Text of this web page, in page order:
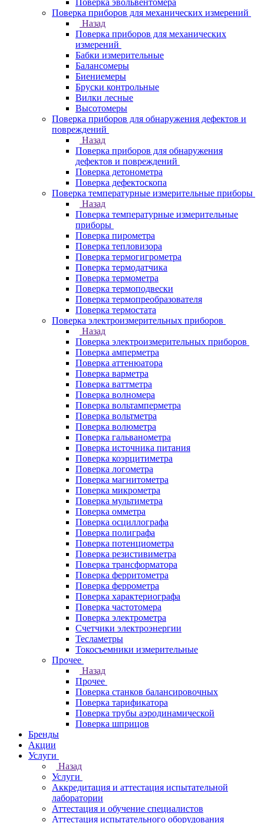
Поверка эвольвентомера
Поверка приборов для механических измерений
Назад
Поверка приборов для механических
измерений
Бабки измерительные
Балансомеры
Биениемеры
Бруски контрольные
Вилки лесные
Высотомеры
Поверка приборов для обнаружения дефектов и
повреждений
Назад
Поверка приборов для обнаружения
дефектов и повреждений
Поверка детонометра
Поверка дефектоскопа
Поверка температурные измерительные приборы
Назад
Поверка температурные измерительные
приборы
Поверка пирометра
Поверка тепловизора
Поверка термогигрометра
Поверка термодатчика
Поверка термометра
Поверка термоподвески
Поверка термопреобразователя
Поверка термостата
Поверка электроизмерительных приборов
Назад
Поверка электроизмерительных приборов
Поверка амперметра
Поверка аттенюатора
Поверка варметра
Поверка ваттметра
Поверка волномера
Поверка вольтамперметра
Поверка вольтметра
Поверка волюметра
Поверка гальванометра
Поверка источника питания
Поверка коэрцитиметра
Поверка логометра
Поверка магнитометра
Поверка микрометра
Поверка мультиметра
Поверка омметра
Поверка осциллографа
Поверка полиграфа
Поверка потенциометра
Поверка резистивиметра
Поверка трансформатора
Поверка ферритометра
Поверка феррометра
Поверка характериографа
Поверка частотомера
Поверка электрометра
Счетчики электроэнергии
Тесламетры
Токосъемники измерительные
Прочее
Назад
Прочее
Поверка станков балансировочных
Поверка тарификатора
Поверка трубы аэродинамической
Поверка шприцов
Бренды
Акции
Услуги
Назад
Услуги
Аккредитация и аттестация испытательной
лаборатории
Аттестация и обучение специалистов
Аттестация испытательного оборудования